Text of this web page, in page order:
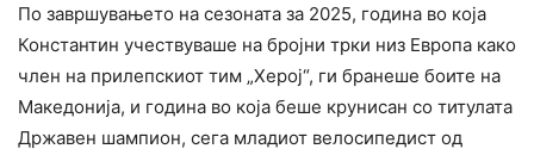
По завршувањето на сезоната за 2025, година во која
Константин учествуваше на бројни трки низ Европа како
член на прилепскиот тим „Херој“, ги бранеше боите на
Македонија, и година во која беше крунисан со титулата
Државен шампион, сега младиот велосипедист од